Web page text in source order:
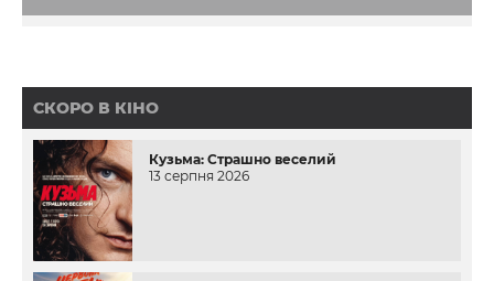
СКОРО В КІНО
Кузьма: Страшно веселий
13 серпня 2026